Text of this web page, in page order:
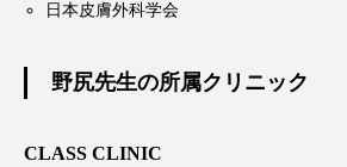
日本皮膚外科学会
野尻先生の所属クリニック
CLASS CLINIC